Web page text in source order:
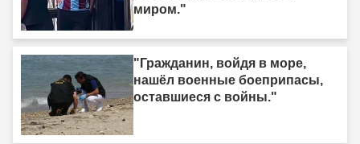
миром."
"Гражданин, войдя в море,
нашёл военные боеприпасы,
оставшиеся с войны."